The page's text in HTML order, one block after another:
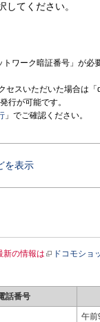
てください。
ワーク暗証番号」が
セスいただいた場合は
行が可能です。
」でご確認ください。
を表示
新の情報は ドコモショ
話番号
午前